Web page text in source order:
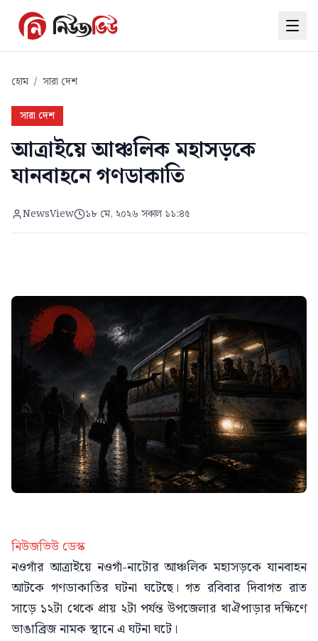
হোম / সারা দেশ
সারা দেশ
আত্রাইয়ে আঞ্চলিক মহাসড়কে
যানবাহনে গণডাকাতি
NewsView ১৮ মে, ২০২৬ সকাল ১১:৪৫
নিউজভিউ ডেস্ক
নওগাঁর আত্রাইয়ে নওগাঁ-নাটোর আঞ্চলিক মহাসড়কে যানবাহন
আটকে গণডাকাতির ঘটনা ঘটেছে। গত রবিবার দিবাগত রাত
সাড়ে ১২টা থেকে প্রায় ২টা পর্যন্ত উপজেলার থাঐপাড়ার দক্ষিণে
ভাঙাব্রিজ নামক স্থানে এ ঘটনা ঘটে।